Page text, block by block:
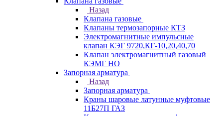
Назад
Клапана газовые
Клапаны термозапорные КТЗ
Электромагнитные импульсные
клапан КЭГ 9720,КГ-10,20,40,70
Клапан электромагнитный газовый
КЭМГ НО
Запорная арматура
Назад
Запорная арматура
Краны шаровые латунные муфтовые
11Б27П ГАЗ